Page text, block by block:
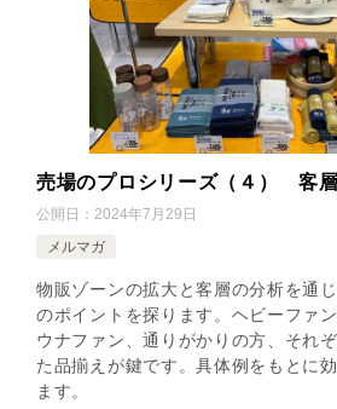
売場のプロシリーズ（４） 客層
公開日： 2024年7月29日
メルマガ
物販ゾーンの拡大と客層の分析を通
のポイントを探ります。ヘビーファ
ウナファン、通りがかりの方、それ
た品揃えが鍵です。具体例をもとに
ます。